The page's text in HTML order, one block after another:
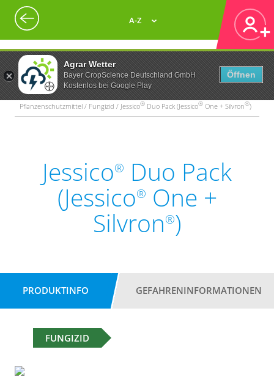
Agrar Wetter
Bayer CropScience Deutschland GmbH
Kostenlos bei Google Play
Öffnen
A-Z
Pflanzenschutzmittel / Fungizid / Jessico® Duo Pack (Jessico® One + Silvron®)
Jessico® Duo Pack
(Jessico® One +
Silvron®)
PRODUKTINFO GEFAHRENINFORMATIONEN
FUNGIZID